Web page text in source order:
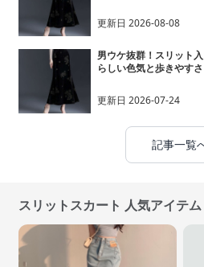
更新日 2026-08-08
男ウケ抜群！スリット
らしい色気と歩きやす
更新日 2026-07-24
記事一覧
スリットスカート 人気アイテム